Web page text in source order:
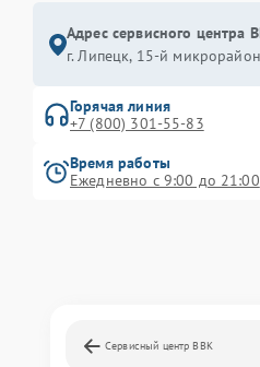
Адрес сервисного центра
г. Липецк, 15-й
Горячая линия
+7 (800) 301-55-83
Время работы
Ежедневно с 9:00 до 21:00
Сервисный центр BBK